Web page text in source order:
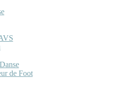
de Foot